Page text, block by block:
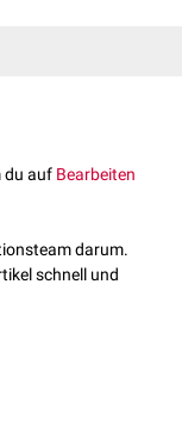
Gruppierung aller
und dieEukaryonten
vertrautenTiere
gerechnet, da sie keine
selbständig fort. Ihre
sie durch
du auf Bearbeiten
darum.
schnell und